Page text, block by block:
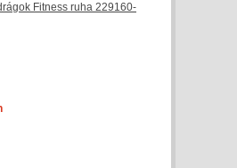
Fitness ruha 229160-